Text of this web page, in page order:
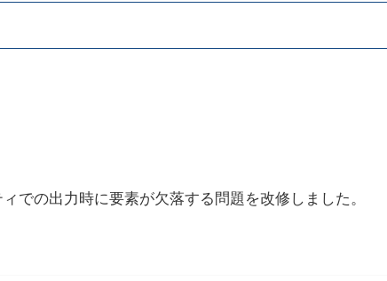
での出力時に要素が欠落する問題を改修しました。